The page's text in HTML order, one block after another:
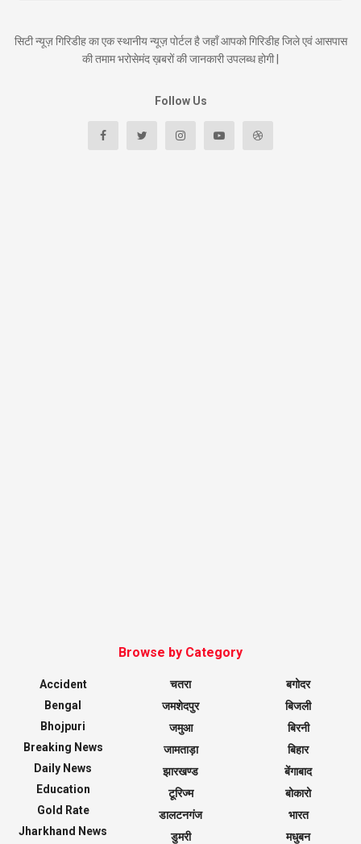
सिटी न्यूज़ गिरिडीह का एक स्थानीय न्यूज़ पोर्टल है जहाँ आपको गिरिडीह जिले एवं आसपास
की तमाम भरोसेमंद ख़बरों की जानकारी उपलब्ध होगी |
Follow Us
Browse by Category
Accident
Bengal
Bhojpuri
Breaking News
Daily News
Education
Gold Rate
Jharkhand News
चतरा
जमशेदपुर
जमुआ
जामताड़ा
झारखण्ड
टूरिज्म
डालटनगंज
डुमरी
बगोदर
बिजली
बिरनी
बिहार
बेंगाबाद
बोकारो
भारत
मधुबन